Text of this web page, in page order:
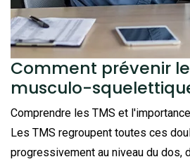
Comment prévenir
musculo-
Comprendre les TMS et
Les TMS regroupent toutes ces
progressivement au niveau du dos,